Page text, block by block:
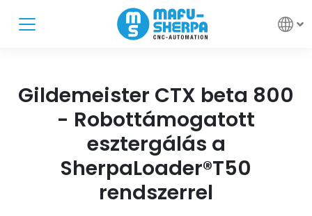
Gildemeister CTX beta 800
- Robottámogatott
esztergálás a
SherpaLoader®T50
rendszerrel